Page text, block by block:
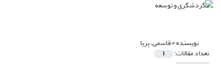
نویسنده =قاسمی، پریا
تعداد مقالات: 1